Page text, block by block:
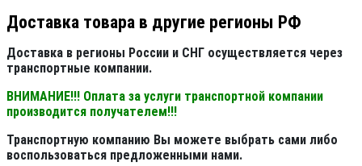
Доставка товара в другие регионы РФ
Доставка в регионы России и СНГ осуществляется через
транспортные компании.
ВНИМАНИЕ!!! Оплата за услуги транспортной компании
производится получателем!!!
Транспортную компанию Вы можете выбрать сами либо
воспользоваться предложенными нами.